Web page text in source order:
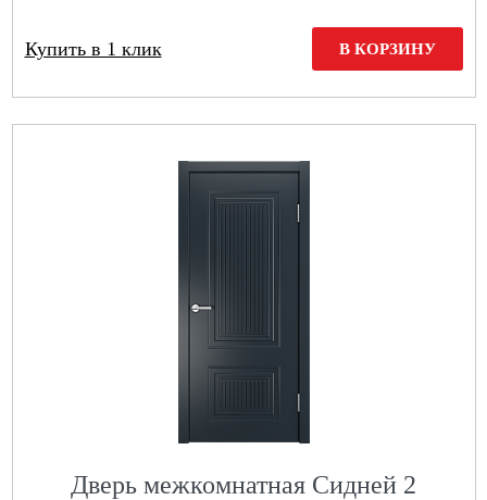
Купить в 1 клик В КОРЗИНУ
Дверь межкомнатная Сидней 2